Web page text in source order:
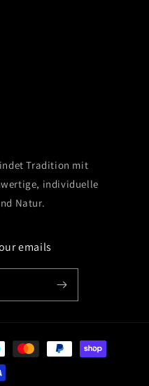
Tradition mit
individuelle
Natur.
emails